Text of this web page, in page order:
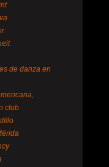
de danza en
club